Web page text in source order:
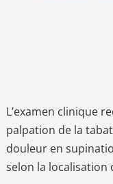
L’examen clinique
palpation de la
douleur en
selon la localisation